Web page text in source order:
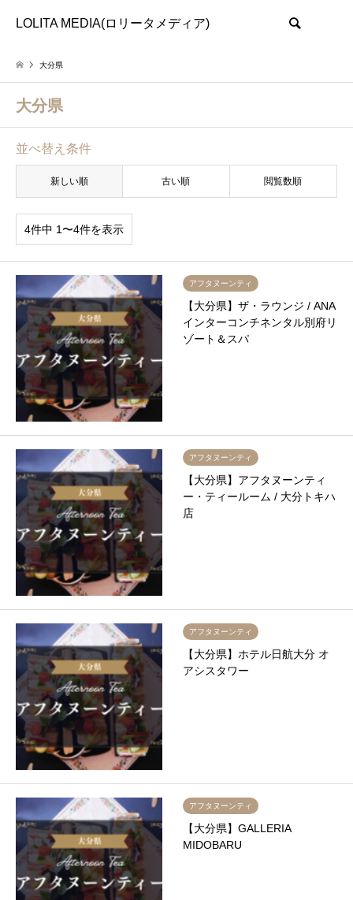
LOLITA MEDIA(ロリータメディア)
大分県
大分県
並べ替え条件
新しい順 古い順 閲覧数順
4件中 1〜4件を表示
アフタヌーンティ
【大分県】ザ・ラウンジ / ANA
インターコンチネンタル別府リ
ゾート＆スパ
アフタヌーンティ
【大分県】アフタヌーンティ
ー・ティールーム / 大分トキハ
店
アフタヌーンティ
【大分県】ホテル日航大分 オ
アシスタワー
アフタヌーンティ
【大分県】GALLERIA
MIDOBARU